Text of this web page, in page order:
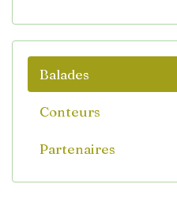
Balades
Conteurs
Partenaires